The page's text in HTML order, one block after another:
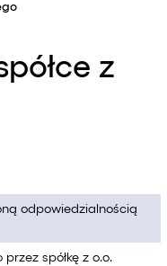
z
odpowiedzialnością
spółkę z o.o.